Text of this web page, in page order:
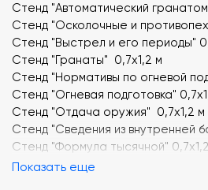
Стенд "Автоматический
Стенд "Осколочные и
Стенд "Выстрел и его периоды"
Стенд "Гранаты" 0,7х1,2 м
Стенд "Нормативы по огневой
Стенд "Огневая подготовка"
Стенд "Отдача оружия" 0,7х1,2 м
Стенд "Сведения из внутренней
Стенд "Формула тысячной"
Показать еще